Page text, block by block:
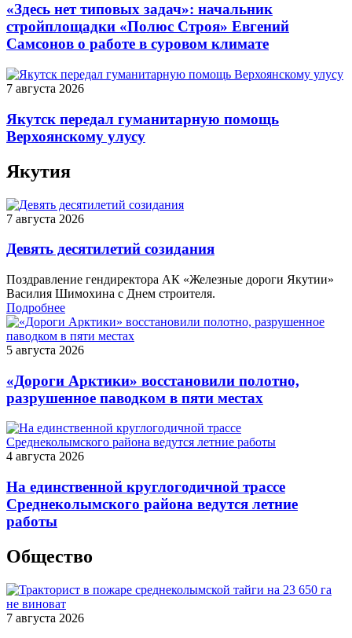
«Здесь нет типовых задач»: начальник
стройплощадки «Полюс Строя» Евгений
Самсонов о работе в суровом климате
7 августа 2026
Якутск передал гуманитарную помощь
Верхоянскому улусу
Якутия
7 августа 2026
Девять десятилетий созидания
Поздравление гендиректора АК «Железные дороги Якутии»
Василия Шимохина с Днем строителя.
Подробнее
5 августа 2026
«Дороги Арктики» восстановили полотно,
разрушенное паводком в пяти местах
4 августа 2026
На единственной круглогодичной трассе
Среднеколымского района ведутся летние
работы
Общество
7 августа 2026